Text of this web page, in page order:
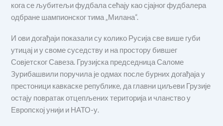
кога се љубитељи фудбала сећају као сјајног фудбалера
одбране шампионског тима „Милана“.
И ови догађаји показали су колико Русија све више губи
утицај и у своме суседству и на простору бившег
Совјетског Савеза. Грузијска председница Саломе
Зурибашвили поручила је одмах после бурних догађаја у
престоници кавкаске републике, да главни циљеви Грузије
остају повратак отцепљених територија и чланство у
Европској унији и НАТО-у.